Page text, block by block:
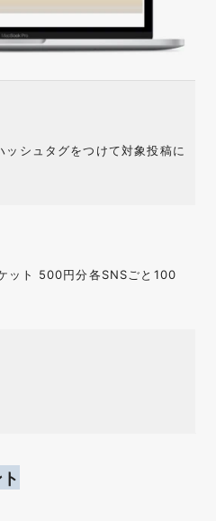
シュタグをつけて対象投稿に
ット 500円分各SNSごと100